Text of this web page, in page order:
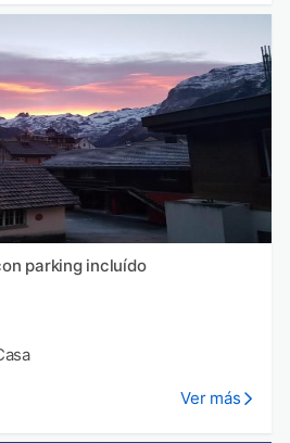
parking incluído
Ver más